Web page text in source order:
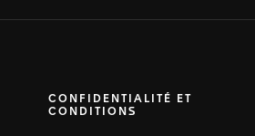
CONFIDENTIALITÉ ET
CONDITIONS